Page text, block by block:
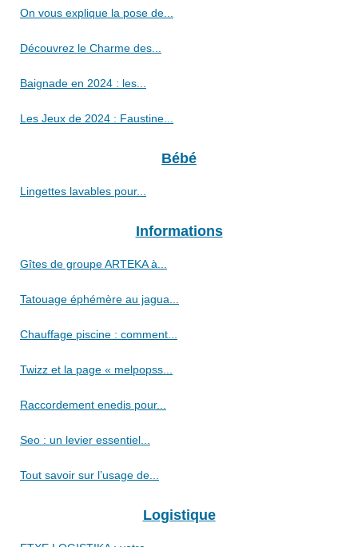
On vous explique la pose de...
Découvrez le Charme des...
Baignade en 2024 : les...
Les Jeux de 2024 : Faustine...
Bébé
Lingettes lavables pour...
Informations
Gîtes de groupe ARTEKA à...
Tatouage éphémère au jagua...
Chauffage piscine : comment...
Twizz et la page « melpopss...
Raccordement enedis pour...
Seo : un levier essentiel...
Tout savoir sur l’usage de...
Logistique